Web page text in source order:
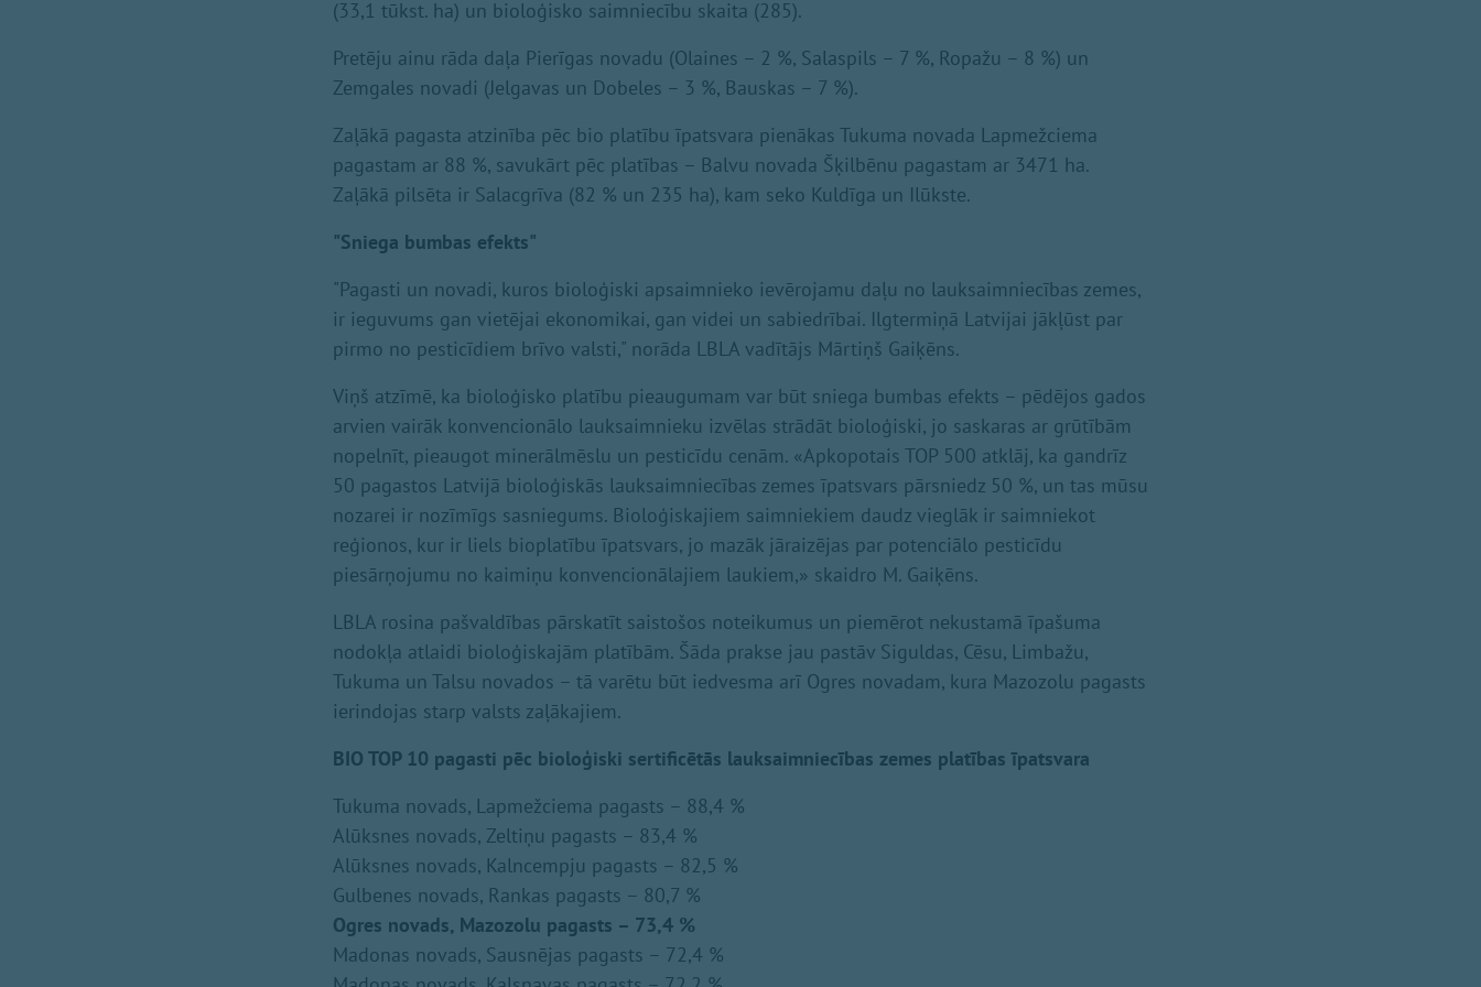
(33,1 tūkst. ha) un bioloģisko saimniecību skaita (285).
Pretēju ainu rāda daļa Pierīgas novadu (Olaines – 2 %, Salaspils – 7 %, Ropažu – 8 %) un
Zemgales novadi (Jelgavas un Dobeles – 3 %, Bauskas – 7 %).
Zaļākā pagasta atzinība pēc bio platību īpatsvara pienākas Tukuma novada Lapmežciema
pagastam ar 88 %, savukārt pēc platības – Balvu novada Šķilbēnu pagastam ar 3471 ha.
Zaļākā pilsēta ir Salacgrīva (82 % un 235 ha), kam seko Kuldīga un Ilūkste.
"Sniega bumbas efekts"
"Pagasti un novadi, kuros bioloģiski apsaimnieko ievērojamu daļu no lauksaimniecības zemes,
ir ieguvums gan vietējai ekonomikai, gan videi un sabiedrībai. Ilgtermiņā Latvijai jākļūst par
pirmo no pesticīdiem brīvo valsti," norāda LBLA vadītājs Mārtiņš Gaiķēns.
Viņš atzīmē, ka bioloģisko platību pieaugumam var būt sniega bumbas efekts – pēdējos gados
arvien vairāk konvencionālo lauksaimnieku izvēlas strādāt bioloģiski, jo saskaras ar grūtībām
nopelnīt, pieaugot minerālmēslu un pesticīdu cenām. «Apkopotais TOP 500 atklāj, ka gandrīz
50 pagastos Latvijā bioloģiskās lauksaimniecības zemes īpatsvars pārsniedz 50 %, un tas mūsu
nozarei ir nozīmīgs sasniegums. Bioloģiskajiem saimniekiem daudz vieglāk ir saimniekot
reģionos, kur ir liels bioplatību īpatsvars, jo mazāk jāraizējas par potenciālo pesticīdu
piesārņojumu no kaimiņu konvencionālajiem laukiem,» skaidro M. Gaiķēns.
LBLA rosina pašvaldības pārskatīt saistošos noteikumus un piemērot nekustamā īpašuma
nodokļa atlaidi bioloģiskajām platībām. Šāda prakse jau pastāv Siguldas, Cēsu, Limbažu,
Tukuma un Talsu novados – tā varētu būt iedvesma arī Ogres novadam, kura Mazozolu pagasts
ierindojas starp valsts zaļākajiem.
BIO TOP 10 pagasti pēc bioloģiski sertificētās lauksaimniecības zemes platības īpatsvara
Tukuma novads, Lapmežciema pagasts – 88,4 %
Alūksnes novads, Zeltiņu pagasts – 83,4 %
Alūksnes novads, Kalncempju pagasts – 82,5 %
Gulbenes novads, Rankas pagasts – 80,7 %
Ogres novads, Mazozolu pagasts – 73,4 %
Madonas novads, Sausnējas pagasts – 72,4 %